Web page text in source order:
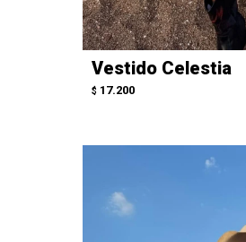
Vestido Celestia
$ 17.200